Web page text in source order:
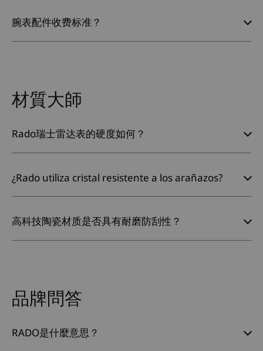
腕表配件收费标准？
材質大師
Rado瑞士雷达表的硬度如何？
¿Rado utiliza cristal resistente a los arañazos?
高科技陶瓷材质是否具有耐磨防刮性？
品牌問答
RADO是什麼意思？